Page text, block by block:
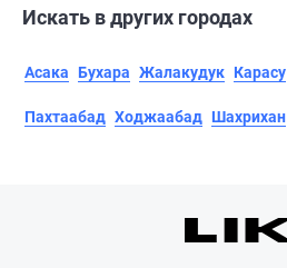
Искать в других городах
Асака Бухара Жалакудук Карасу
Пахтаабад Ходжаабад Шахрихан